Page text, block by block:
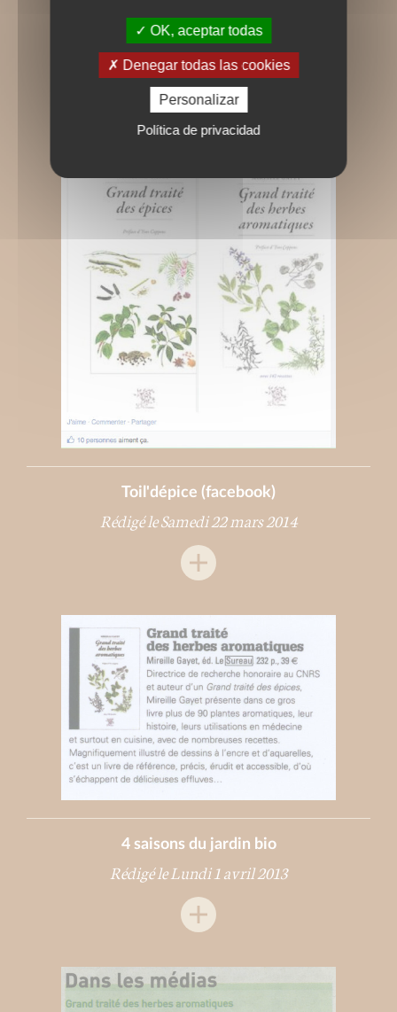
Toil'dépice (facebook)
Rédigé le Samedi 22 mars 2014
4 saisons du jardin bio
Rédigé le Lundi 1 avril 2013
OK, aceptar todas
Denegar todas las cookies
Personalizar
Política de privacidad